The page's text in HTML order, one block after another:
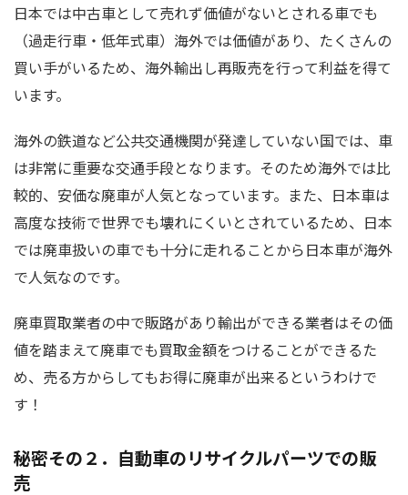
日本では中古車として売れず価値がないとされる車でも
（過走行車・低年式車）海外では価値があり、たくさんの
買い手がいるため、海外輸出し再販売を行って利益を得て
います。
海外の鉄道など公共交通機関が発達していない国では、車
は非常に重要な交通手段となります。そのため海外では比
較的、安価な廃車が人気となっています。また、日本車は
高度な技術で世界でも壊れにくいとされているため、日本
では廃車扱いの車でも十分に走れることから日本車が海外
で人気なのです。
廃車買取業者の中で販路があり輸出ができる業者はその価
値を踏まえて廃車でも買取金額をつけることができるた
め、売る方からしてもお得に廃車が出来るというわけで
す！
秘密その２．自動車のリサイクルパーツでの販
売